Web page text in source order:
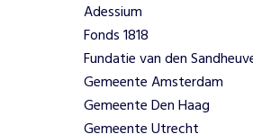
Adessium
Fonds 1818
Fundatie van den
Gemeente Amsterdam
Gemeente Den Haag